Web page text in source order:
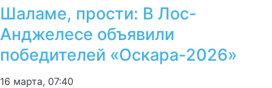
Шаламе, прости: В Лос-
Анджелесе объявили
победителей «Оскара-2026»
16 марта, 07:40